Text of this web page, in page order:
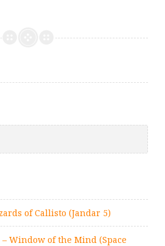
of Callisto (Jandar 5)
Window of the Mind (Space